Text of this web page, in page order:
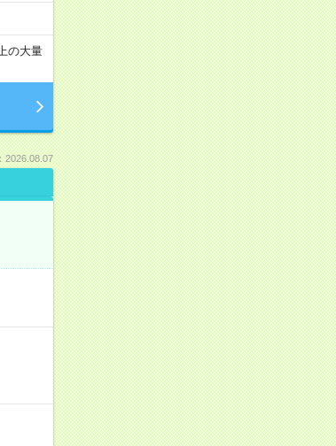
の大量
2026.08.07